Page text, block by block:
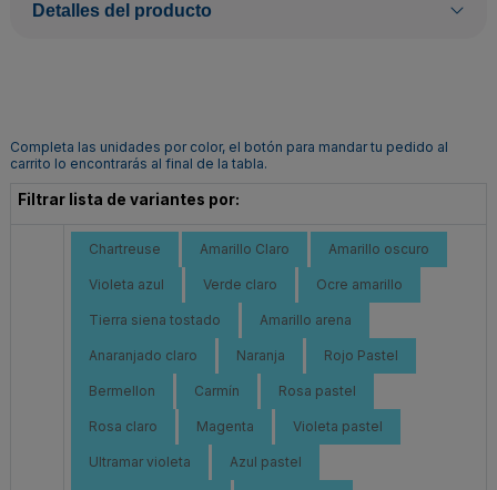
Detalles del producto
Completa las unidades por color, el botón para mandar tu pedido al
carrito lo encontrarás al final de la tabla.
Filtrar lista de variantes por:
Chartreuse Amarillo Claro Amarillo oscuro
Violeta azul Verde claro Ocre amarillo
Tierra siena tostado Amarillo arena
Anaranjado claro Naranja Rojo Pastel
Bermellon Carmín Rosa pastel
Rosa claro Magenta Violeta pastel
Ultramar violeta Azul pastel